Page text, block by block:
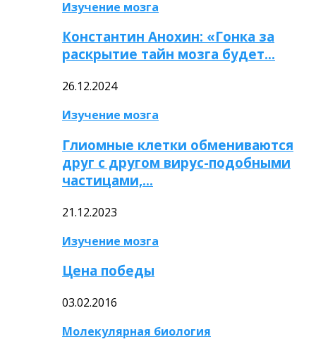
Изучение мозга
Константин Анохин: «Гонка за
раскрытие тайн мозга будет…
26.12.2024
Изучение мозга
Глиомные клетки обмениваются
друг с другом вирус-подобными
частицами,…
21.12.2023
Изучение мозга
Цена победы
03.02.2016
Молекулярная биология